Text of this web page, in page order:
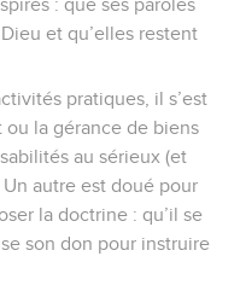
: que ses paroles
et qu’elles restent
pratiques, il s’est
la gérance de biens
au sérieux (et
autre est doué pour
la doctrine : qu’il se
son don pour instruire